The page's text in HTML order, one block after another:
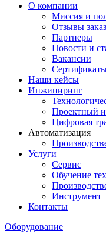
О компании
Миссия и
Отзывы
Партнеры
Новости и
Вакансии
Наши кейсы
Инжиниринг
Проектный
Цифровая
Автоматизация
Услуги
Сервис
Обучение
Инструмент
Контакты
Оборудование